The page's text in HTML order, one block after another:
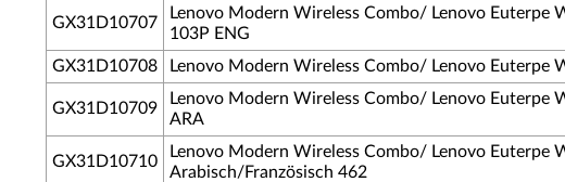
GX31D10707
Lenovo Modern Wireless Combo/ Lenovo Euterpe
103P ENG
GX31D10708 Lenovo Modern Wireless Combo/ Lenovo Euterpe
GX31D10709
Lenovo Modern Wireless Combo/ Lenovo Euterpe
ARA
GX31D10710
Lenovo Modern Wireless Combo/ Lenovo Euterpe
Arabisch/Französisch 462